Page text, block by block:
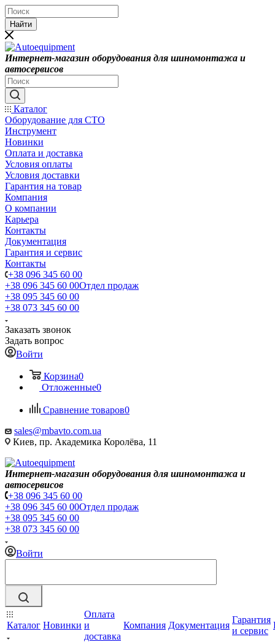
Найти
Интернет-магазин оборудования для шиномонтажа и
автосервисов
Каталог
Оборудование для СТО
Инструмент
Новинки
Оплата и доставка
Условия оплаты
Условия доставки
Гарантия на товар
Компания
О компании
Карьера
Контакты
Документация
Гарантия и сервис
Контакты
+38 096 345 60 00
+38 096 345 60 00Отдел продаж
+38 095 345 60 00
+38 073 345 60 00
Заказать звонок
Задать вопрос
Войти
Корзина0
Отложенные0
Сравнение товаров0
sales@mbavto.com.ua
Киев, пр. Академика Королёва, 11
Интернет-магазин оборудования для шиномонтажа и
автосервисов
+38 096 345 60 00
+38 096 345 60 00Отдел продаж
+38 095 345 60 00
+38 073 345 60 00
Войти
Каталог Новинки
Оплата
и
доставка
Компания Документация
Гарантия
и сервис